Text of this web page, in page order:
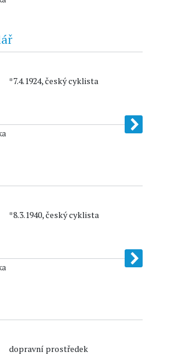
*7.4.1924, český cyklista
*8.3.1940, český cyklista
dopravní prostředek